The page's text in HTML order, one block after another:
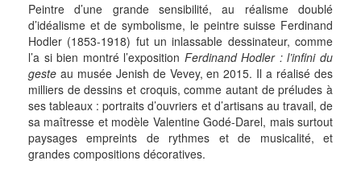
Peintre d’une grande sensibilité, au réalisme doublé
d’idéalisme et de symbolisme, le peintre suisse Ferdinand
Hodler (1853-1918) fut un inlassable dessinateur, comme
l’a si bien montré l’exposition Ferdinand Hodler : l’infini du
geste au musée Jenish de Vevey, en 2015. Il a réalisé des
milliers de dessins et croquis, comme autant de préludes à
ses tableaux : portraits d’ouvriers et d’artisans au travail, de
sa maîtresse et modèle Valentine Godé-Darel, mais surtout
paysages empreints de rythmes et de musicalité, et
grandes compositions décoratives.